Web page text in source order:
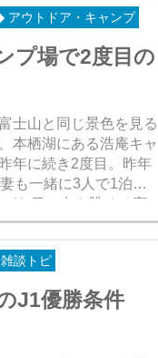
アウトドア・キャンプ
プ場で2度目の
士山と同じ景色を見る
本栖湖にある浩庵キャ
年に続き2度目。昨年
も一緒に3人で1泊し
ら日の出を眺める寝
からここ予約制に
雑談トピ
J1優勝条件